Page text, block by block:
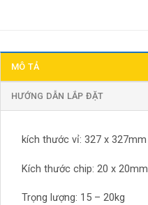
MÔ TẢ
HƯỚNG DẪN LẮP ĐẶT
kích thước vỉ: 327 x 327mm
Kích thước chip: 20 x 20mm
Trọng lượng: 15 – 20kg